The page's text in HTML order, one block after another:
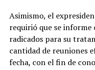
Asimismo, el
requirió que se
radicados para su
cantidad de reuniones
fecha, con el fin de